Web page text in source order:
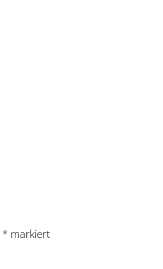
* markiert